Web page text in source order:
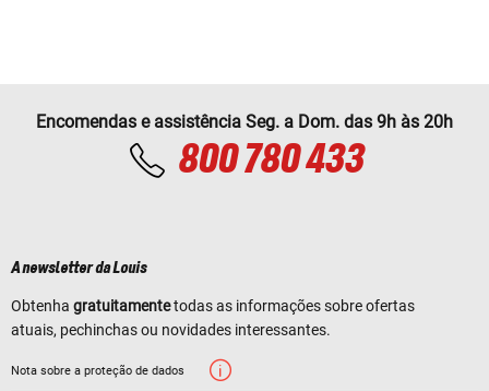
Encomendas e assistência Seg. a Dom. das 9h às 20h
800 780 433
A newsletter da Louis
Obtenha gratuitamentetodas as informações sobre ofertas
atuais, pechinchas ou novidades interessantes.
Nota sobre a proteção de dados